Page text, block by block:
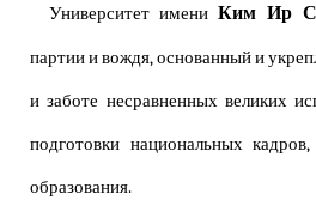
Университет имени Ким Ир
партии и вождя, основанный и
и заботе несравненных великих
подготовки национальных
образования.